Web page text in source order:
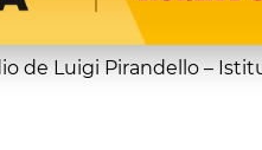
de Luigi Pirandello –